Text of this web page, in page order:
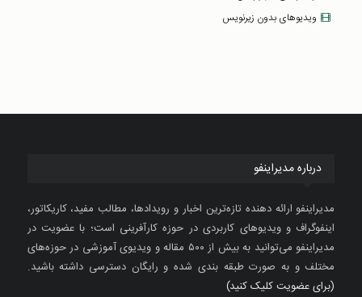
ویدیوهای بدون زیرنویس
درباره مدیراینفو
مدیراینفو ارائه دهنده تازه‌ترین اخبار و رویدادها، مطالب مفید، کاریکاتور،
اینفوگراف و ویدیوهای کاربردی در حوزه کارآفرینی است؛ با عضویت در
مدیراینفو می‌توانید به بیش از ۵۰۰ مقاله و ویدیوی آموزشی در حوزه‌های
مختلف و به صورت طبقه بندی شده و رایگان دسترسی داشته باشید.
(برای عضویت کلیک کنید)